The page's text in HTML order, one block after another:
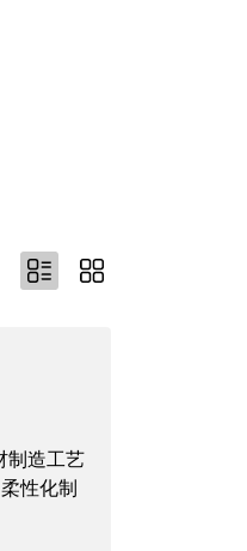
制造工艺
性化制